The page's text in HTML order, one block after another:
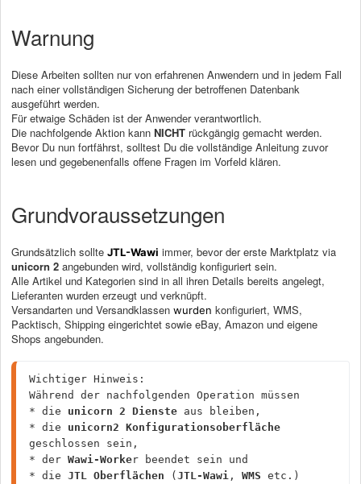
Warnung
Diese Arbeiten sollten nur von erfahrenen Anwendern und in jedem Fall
nach einer vollständigen Sicherung der betroffenen Datenbank
ausgeführt werden.
Für etwaige Schäden ist der Anwender verantwortlich.
Die nachfolgende Aktion kann NICHT rückgängig gemacht werden.
Bevor Du nun fortfährst, solltest Du die vollständige Anleitung zuvor
lesen und gegebenenfalls offene Fragen im Vorfeld klären.
Grundvoraussetzungen
Grundsätzlich sollte JTL-Wawi immer, bevor der erste Marktplatz via
unicorn 2 angebunden wird, vollständig konfiguriert sein.
Alle Artikel und Kategorien sind in all ihren Details bereits angelegt,
Lieferanten wurden erzeugt und verknüpft.
Versandarten und Versandklassen wurden konfiguriert, WMS,
Packtisch, Shipping eingerichtet sowie eBay, Amazon und eigene
Shops angebunden.
Wichtiger Hinweis:
Während der nachfolgenden Operation müssen
* die unicorn 2 Dienste aus bleiben,
* die unicorn2 Konfigurationsoberfläche
geschlossen sein,
* der Wawi-Worker beendet sein und
* die JTL Oberflächen ( JTL-Wawi , WMS etc.)